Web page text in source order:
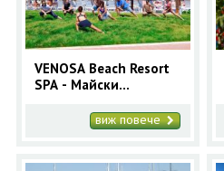
VENOSA Beach Resort
SPA - Майски
виж повече